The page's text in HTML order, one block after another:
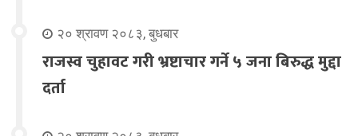
२० श्रावण २०८३, बुधबार
राजस्व चुहावट गरी भ्रष्टाचार गर्ने ५ जना बिरुद्ध मुद्दा
दर्ता